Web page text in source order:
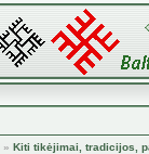
» Kiti tikėjimai, tradicijos,